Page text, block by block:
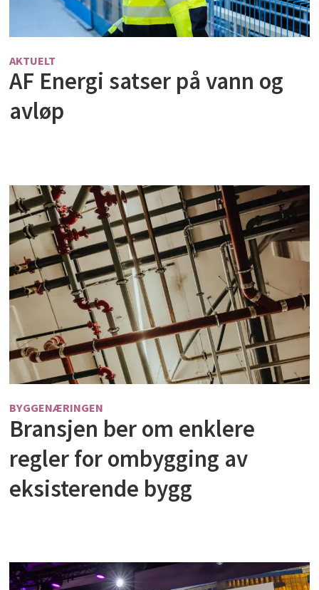
AKTUELT
AF Energi satser på vann og
avløp
BYGGENÆRINGEN
Bransjen ber om enklere
regler for ombygging av
eksisterende bygg